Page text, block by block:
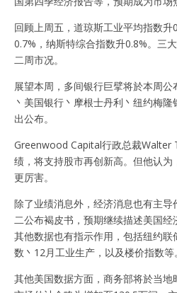
回顾上周五，道琼斯工业平均指数
0.7%，纳斯特综合指数升0.8%。三
二周市况。
展望本周，多间银行巨擘将於本周
丶美国银行丶摩根士丹利丶纽约梅
出公布。
Greenwood Capital行政总裁Walter
绩，将支持股市再创新高。但他认
更厉害。
除了业绩消息外，经济消息也有主
二公布褐皮书，预期继续描述美国
其他数据也有指示作用，包括纽约
数丶12月工业生产，以及楼价指数等。
其他美国数据方面，商务部将於当地